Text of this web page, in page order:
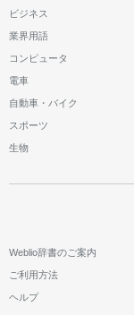
ビジネス
業界用語
コンピュータ
電車
自動車・バイク
スポーツ
生物
Weblio辞書のご案内
ご利用方法
ヘルプ